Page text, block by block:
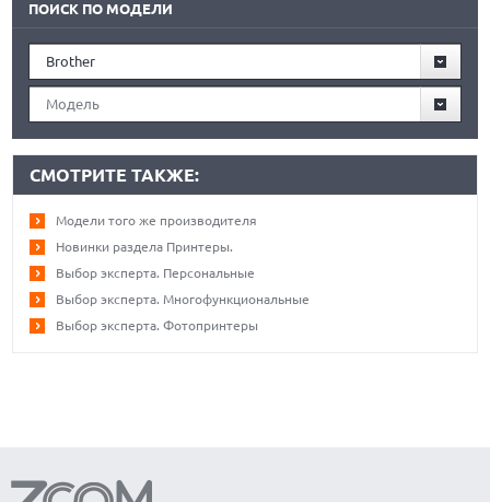
ПОИСК ПО МОДЕЛИ
Brother
Модель
СМОТРИТЕ ТАКЖЕ:
Модели того же производителя
Новинки раздела Принтеры.
Выбор эксперта. Персональные
Выбор эксперта. Многофункциональные
Выбор эксперта. Фотопринтеры